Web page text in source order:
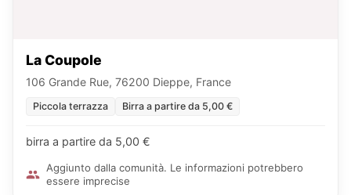
La Coupole
106 Grande Rue, 76200 Dieppe, France
Piccola terrazza Birra a partire da 5,00 €
birra a partire da 5,00 €
Aggiunto dalla comunità. Le informazioni potrebbero
essere imprecise